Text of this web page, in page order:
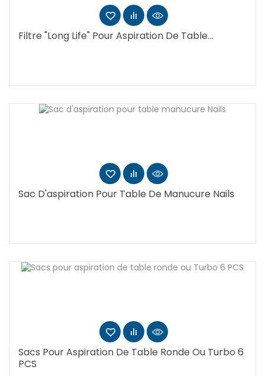
Filtre "long Life" Pour Aspiration De Table...
Sac D'aspiration Pour Table De Manucure Nails
Sacs Pour Aspiration De Table Ronde Ou Turbo 6
PCS